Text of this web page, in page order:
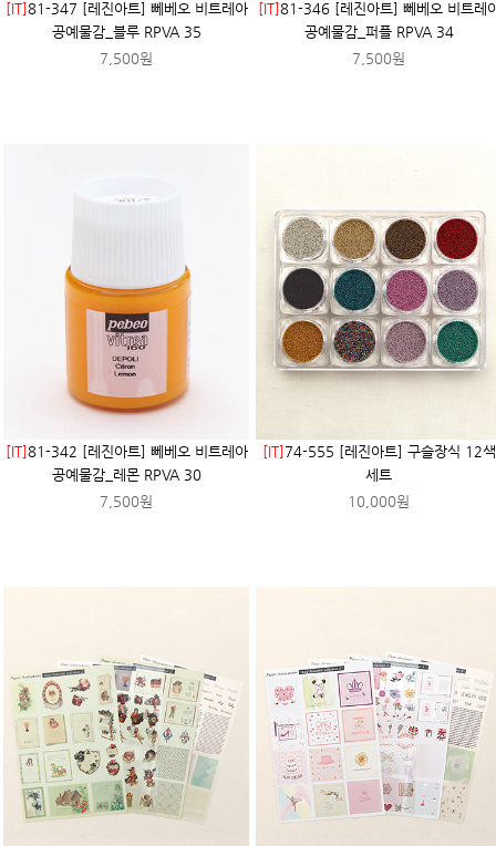
[IT]81-347 [레진아트] 뻬베오 비트레아
공예물감_블루 RPVA 35
7,500원
[IT]81-346 [레진아트] 뻬베오 비트레
공예물감_퍼플 RPVA 34
7,500원
[IT]81-342 [레진아트] 뻬베오 비트레아
공예물감_레몬 RPVA 30
7,500원
[IT] 74-555 [레진아트] 구슬장식 12색
세트
10,000원